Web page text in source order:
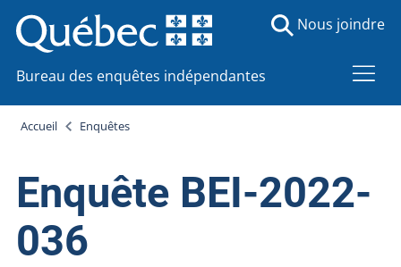
Bureau des enquêtes indépendantes
Nous joindre
Accueil Enquêtes
Enquête BEI-2022-
036